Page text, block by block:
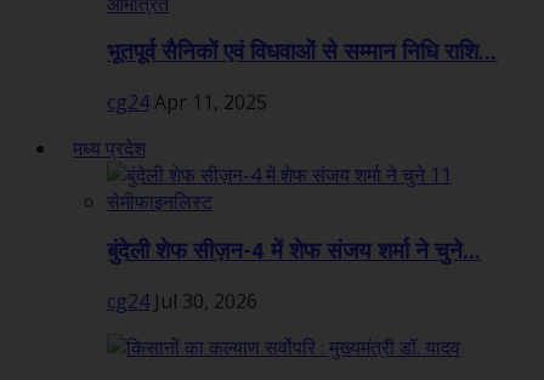
भूतपूर्व सैनिकों एवं विधवाओं से सम्मान निधि राशि...
cg24Apr 11, 2025
मध्य प्रदेश
बुंदेली शेफ सीज़न-4 में शेफ संजय शर्मा ने चुने...
cg24 Jul 30, 2026